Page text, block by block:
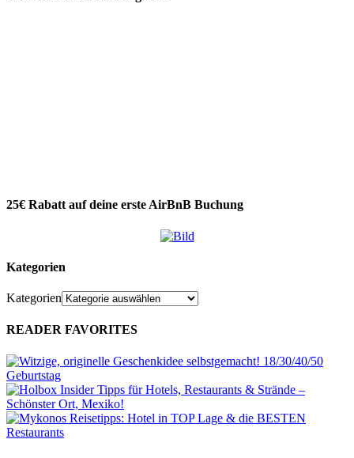
25€ Rabatt auf deine erste AirBnB Buchung
Kategorien
Kategorien
READER FAVORITES